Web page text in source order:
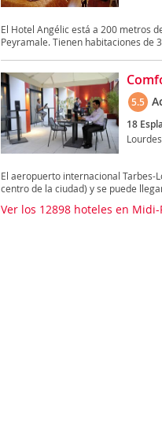
El Hotel Angélic está a 200 metros
Peyramale. Tienen habitaciones de
5.5
18
Lourdes
El aeropuerto internacional Tarbes-
centro de la ciudad) y se puede
Ver los 12898 hoteles en Midi-